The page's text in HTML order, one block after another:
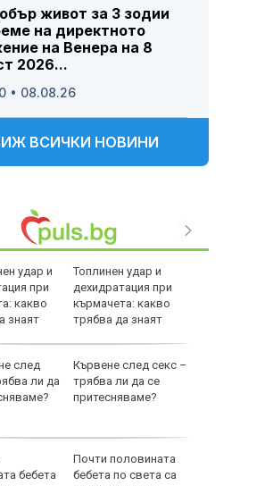
живот за 3 зодии
на директното
на Венера на 8
2026...
• 08.08.26
ВСИЧКИ НОВИНИ
Топлинен удар и
дехидратация при
кърмачета: какво
трябва да знаят
Кървене след секс –
трябва ли да се
притесняваме?
Почти половината
бебета по света са